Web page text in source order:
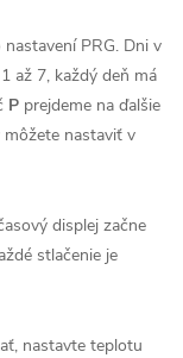
PRG. Dni v
až 7, každý deň má
P prejdeme na ďalšie
môžete nastaviť v
displej začne
stlačenie je
nastavte teplotu